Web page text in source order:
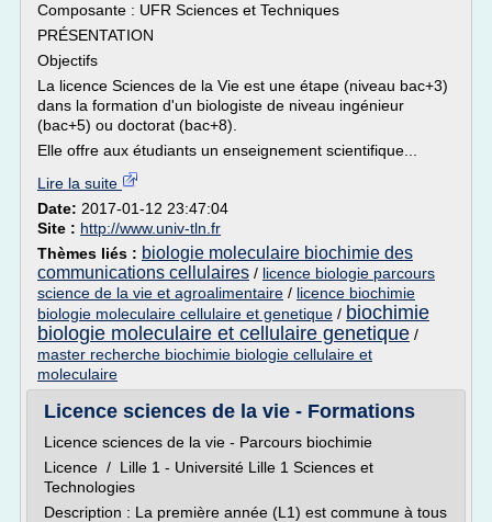
Composante : UFR Sciences et Techniques
PRÉSENTATION
Objectifs
La licence Sciences de la Vie est une étape (niveau bac+3)
dans la formation d'un biologiste de niveau ingénieur
(bac+5) ou doctorat (bac+8).
Elle offre aux étudiants un enseignement scientifique...
Lire la suite
Date: 2017-01-12 23:47:04
Site : http://www.univ-tln.fr
Thèmes liés : biologie moleculaire biochimie des
communications cellulaires / licence biologie parcours
science de la vie et agroalimentaire / licence biochimie
biologie moleculaire cellulaire et genetique / biochimie
biologie moleculaire et cellulaire genetique /
master recherche biochimie biologie cellulaire et
moleculaire
Licence sciences de la vie - Formations
Licence sciences de la vie - Parcours biochimie
Licence / Lille 1 - Université Lille 1 Sciences et
Technologies
Description : La première année (L1) est commune à tous